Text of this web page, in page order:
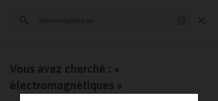
Vous avez cherché : «
électromagnétiques »